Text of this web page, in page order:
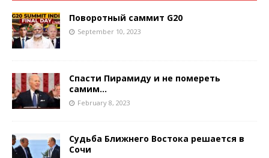
Поворотный саммит G20
September 10, 2023
Спасти Пирамиду и не помереть
самим…
February 8, 2023
Судьба Ближнего Востока решается в
Сочи